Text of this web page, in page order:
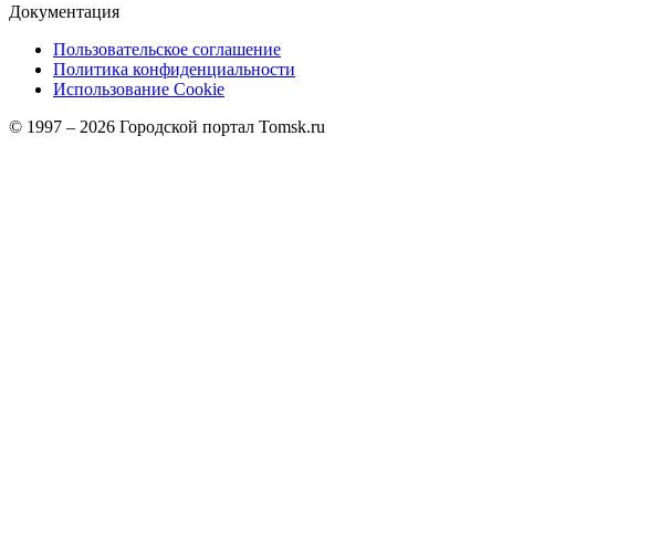
Документация
Пользовательское соглашение
Политика конфиденциальности
Использование Cookie
© 1997 – 2026 Городской портал Tomsk.ru